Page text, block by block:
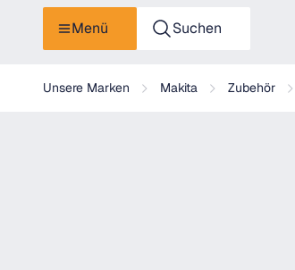
Menü Suchen
Unsere Marken Makita Zubehör
Makita Steckschlüssel 1/4" SW8 - P-06292